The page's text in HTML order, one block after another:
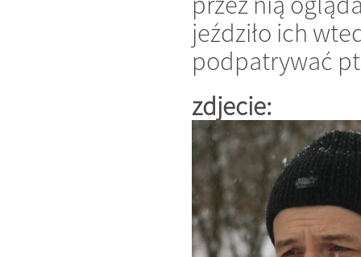
jeździło ich
podpatrywać
zdjecie: